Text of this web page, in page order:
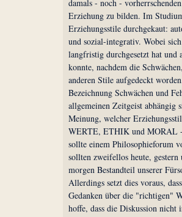
damals - noch -
Erziehung zu bilden. Im
Erziehungsstile durchgekaut:
und sozial-integrativ. Wobei
langfristig durchgesetzt hat und
konnte, nachdem die
anderen Stile aufgedeckt
Bezeichnung Schwächen und
allgemeinen Zeitgeist abhängig
Meinung, welcher
WERTE, ETHIK und MORAL
sollte einem Philosophieforum
sollten zweifellos heute, gestern
morgen Bestandteil unserer
Allerdings setzt dies voraus,
Gedanken über die "richtigen"
hoffe, dass die Diskussion nicht